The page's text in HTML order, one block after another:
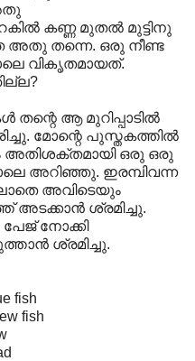
കണ്ണ മുതൽ മുട്ടിനു
അതു തന്നെ. ഒരു നീണ്ട
വികൃതമായത്.
ആ മുറിപ്പാടിൽ
മോന്റെ പുസ്തകത്തിൽ
അതിശക്തമായി ഒരു ഒരു
അറിഞ്ഞു. ഇരമ്പിവന്ന
അവിടെയും
അടക്കാൻ ശ്രമിച്ചു.
നോക്കി
ശ്രമിച്ചു.
fish
fish